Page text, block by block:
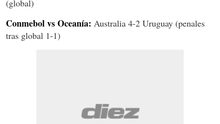
(global)
Conmebol vs Oceanía: Australia 4-2 Uruguay (penales
tras global 1-1)